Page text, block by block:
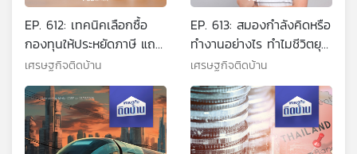
EP. 612: เทคนิคเลือกซื้อ
กองทุนให้ประหยัดภาษี แถม
มีกำไร
เศรษฐกิจติดบ้าน
EP. 613: สมองกำลังคิดหรือ
ทำงานอย่างไร ทำไมชีวิตยุค
นี้จึงติดแกลม
เศรษฐกิจติดบ้าน